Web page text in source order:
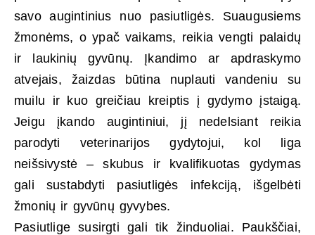
savo augintinius nuo pasiutligės. Suaugusiems
žmonėms, o ypač vaikams, reikia vengti palaidų
ir laukinių gyvūnų. Įkandimo ar apdraskymo
atvejais, žaizdas būtina nuplauti vandeniu su
muilu ir kuo greičiau kreiptis į gydymo įstaigą.
Jeigu įkando augintiniui, jį nedelsiant reikia
parodyti veterinarijos gydytojui, kol liga
neišsivystė – skubus ir kvalifikuotas gydymas
gali sustabdyti pasiutligės infekciją, išgelbėti
žmonių ir gyvūnų gyvybes.
Pasiutlige susirgti gali tik žinduoliai. Paukščiai,